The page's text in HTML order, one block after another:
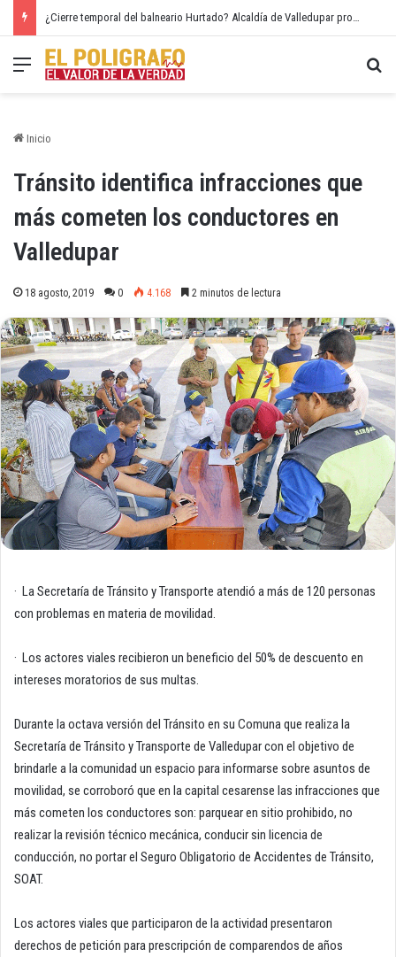
¿Cierre temporal del balneario Hurtado? Alcaldía de Valledupar propone recuperar el río Guatapurí
Menú
Inicio
Tránsito identifica infracciones que
más cometen los conductores en
Valledupar
18 agosto, 2019 0 4.168 2 minutos de lectura
· La Secretaría de Tránsito y Transporte atendió a más de 120 personas
con problemas en materia de movilidad.
· Los actores viales recibieron un beneficio del 50% de descuento en
intereses moratorios de sus multas.
Durante la octava versión del Tránsito en su Comuna que realiza la
Secretaría de Tránsito y Transporte de Valledupar con el objetivo de
brindarle a la comunidad un espacio para informarse sobre asuntos de
movilidad, se corroboró que en la capital cesarense las infracciones que
más cometen los conductores son: parquear en sitio prohibido, no
realizar la revisión técnico mecánica, conducir sin licencia de
conducción, no portar el Seguro Obligatorio de Accidentes de Tránsito,
SOAT.
Los actores viales que participaron de la actividad presentaron
derechos de petición para prescripción de comparendos de años